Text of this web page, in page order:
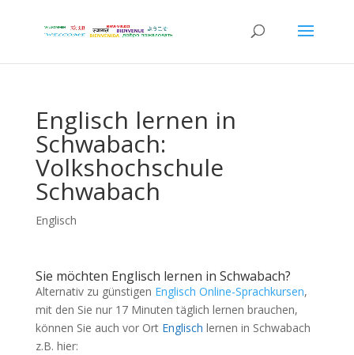
Englisch lernen in
Schwabach:
Volkshochschule
Schwabach
Englisch
Sie möchten Englisch lernen in Schwabach?
Alternativ zu günstigen Englisch Online-Sprachkursen,
mit den Sie nur 17 Minuten täglich lernen brauchen,
können Sie auch vor Ort Englisch lernen in Schwabach
z.B. hier: